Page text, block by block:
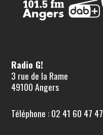
Radio G!
3 rue de la Rame
49100 Angers
Téléphone : 02 41 60 47 47